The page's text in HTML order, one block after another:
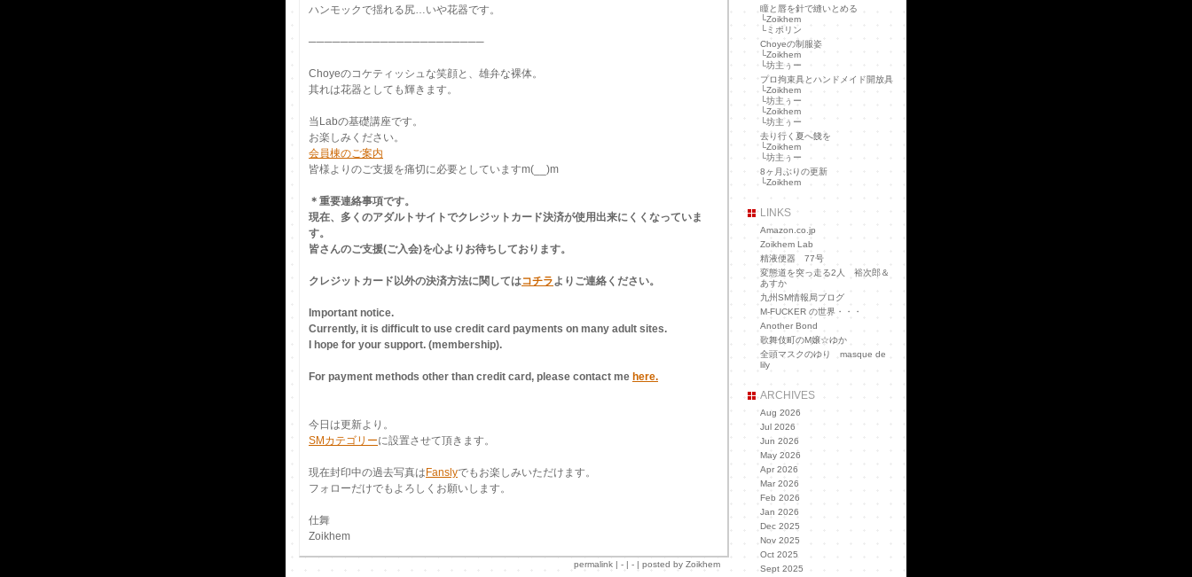
ハンモックで揺れる尻…いや花器です。
──────────────────────
Choyeのコケティッシュな笑顔と、雄弁な裸体。
其れは花器としても輝きます。
当Labの基礎講座です。
お楽しみください。
会員棟のご案内
皆様よりのご支援を痛切に必要としていますm(__)m
＊重要連絡事項です。
現在、多くのアダルトサイトでクレジットカード決済が使用出来にくくなっていま
す。
皆さんのご支援(ご入会)を心よりお待ちしております。
クレジットカード以外の決済方法に関してはコチラよりご連絡ください。
Important notice.
Currently, it is difficult to use credit card payments on many adult sites.
I hope for your support. (membership).
For payment methods other than credit card, please contact me here.
今日は更新より。
SMカテゴリーに設置させて頂きます。
現在封印中の過去写真は Fanslyでもお楽しみいただけます。
フォローだけでもよろしくお願いします。
仕舞
Zoikhem
permalink | - | - | posted by Zoikhem
瞳と唇を針で縫いとめる
└Zoikhem
└ミポリン
Choyeの制服姿
└Zoikhem
└坊主ぅー
プロ拘束具とハンドメイド開放具
└Zoikhem
└坊主ぅー
└Zoikhem
└坊主ぅー
去り行く夏へ餞を
└Zoikhem
└坊主ぅー
8ヶ月ぶりの更新
└Zoikhem
LINKS
Amazon.co.jp
Zoikhem Lab
精液便器 77号
変態道を突っ走る2人 裕次郎＆
あすか
九州SM情報局ブログ
M-FUCKER の世界・・・
Another Bond
歌舞伎町のM嬢☆ゆか
全頭マスクのゆり masque de
lily
ARCHIVES
Aug 2026
Jul 2026
Jun 2026
May 2026
Apr 2026
Mar 2026
Feb 2026
Jan 2026
Dec 2025
Nov 2025
Oct 2025
Sept 2025